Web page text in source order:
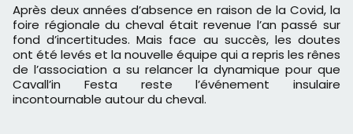
Après deux années d’absence en raison de la Covid, la
foire régionale du cheval était revenue l’an passé sur
fond d’incertitudes. Mais face au succès, les doutes
ont été levés et la nouvelle équipe qui a repris les rênes
de l’association a su relancer la dynamique pour que
Cavall’in Festa reste l’événement insulaire
incontournable autour du cheval.